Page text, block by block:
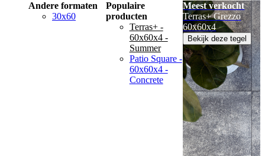
Andere formaten
30x60
Populaire
producten
Terras+ -
60x60x4 -
Summer
Patio Square -
60x60x4 -
Concrete
Meest verkocht
Terras+ Grezzo
60x60x4
Bekijk deze tegel